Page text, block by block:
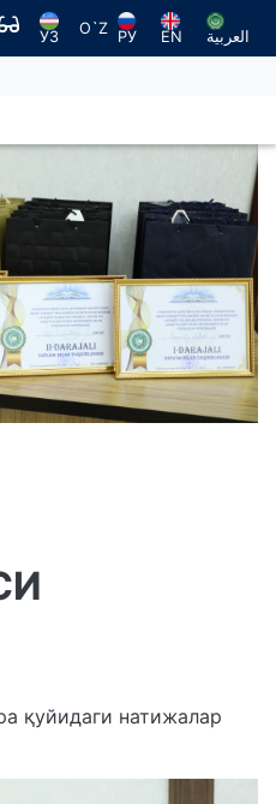
УЗ
O`Z
РУ EN العربية
қуйидаги натижалар